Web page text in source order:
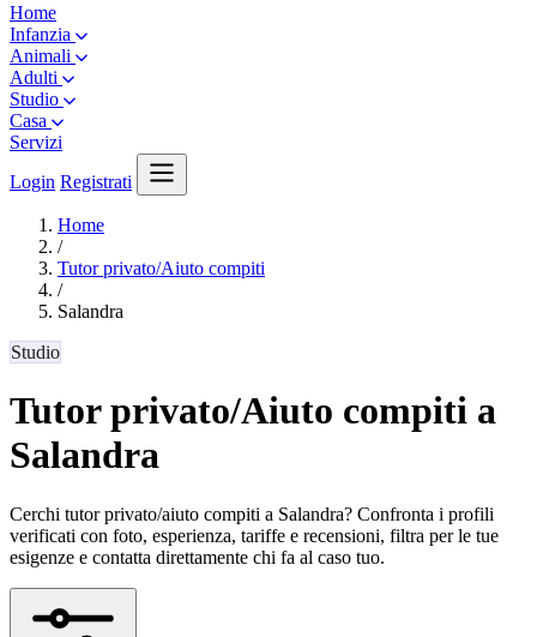
Home
Infanzia
Animali
Adulti
Studio
Casa
Servizi
Login Registrati
Home
/
Tutor privato/Aiuto compiti
/
Salandra
Studio
Tutor privato/Aiuto compiti a
Salandra
Cerchi tutor privato/aiuto compiti a Salandra? Confronta i profili
verificati con foto, esperienza, tariffe e recensioni, filtra per le tue
esigenze e contatta direttamente chi fa al caso tuo.